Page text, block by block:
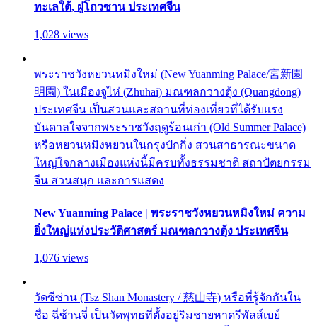
ทะเลใต้, ผู่โถวซาน ประเทศจีน
1,028 views
พระราชวังหยวนหมิงใหม่ (New Yuanming Palace/宮新園
明園) ในเมืองจูไห่ (Zhuhai) มณฑลกวางตุ้ง (Quangdong)
ประเทศจีน เป็นสวนและสถานที่ท่องเที่ยวที่ได้รับแรง
บันดาลใจจากพระราชวังฤดูร้อนเก่า (Old Summer Palace)
หรือหยวนหมิงหยวนในกรุงปักกิ่ง สวนสาธารณะขนาด
ใหญ่ใจกลางเมืองแห่งนี้มีครบทั้งธรรมชาติ สถาปัตยกรรม
จีน สวนสนุก และการแสดง
New Yuanming Palace | พระราชวังหยวนหมิงใหม่ ความ
ยิ่งใหญ่แห่งประวัติศาสตร์ มณฑลกวางตุ้ง ประเทศจีน
1,076 views
วัดซีซ่าน (Tsz Shan Monastery / 慈山寺) หรือที่รู้จักกันใน
ชื่อ ฉี่ซ้านจี๋ เป็นวัดพุทธที่ตั้งอยู่ริมชายหาดรีพัลส์เบย์